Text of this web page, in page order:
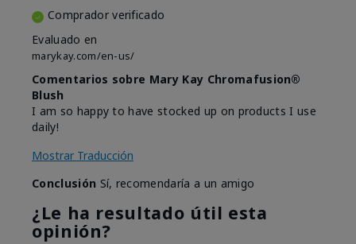
Comprador verificado
Evaluado en
marykay.com/en-us/
Comentarios sobre Mary Kay Chromafusion®
Blush
I am so happy to have stocked up on products I use
daily!
Mostrar Traducción
Conclusión Sí, recomendaría a un amigo
¿Le ha resultado útil esta
opinión?